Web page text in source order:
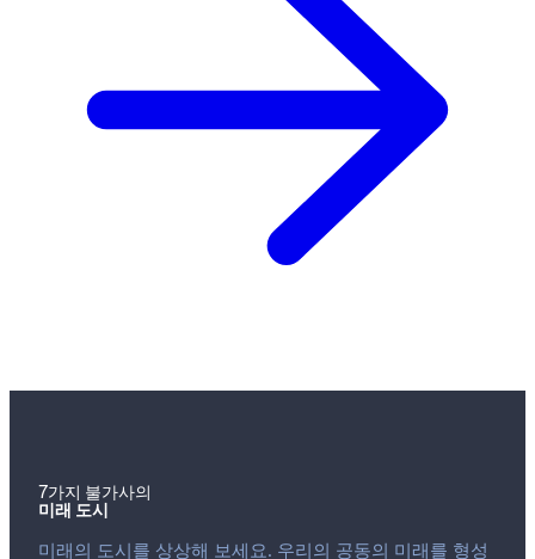
7가지 불가사의
미래 도시
미래의 도시를 상상해 보세요. 우리의 공동의 미래를 형성